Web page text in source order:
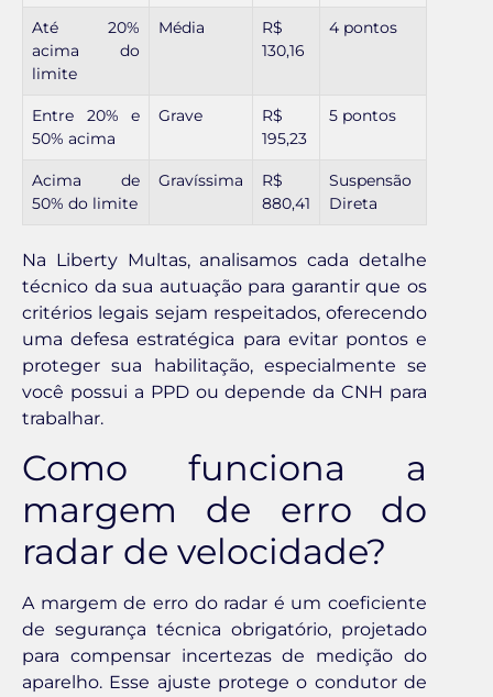
Até 20%
acima do
limite
Média
R$
130,16
4 pontos
Entre 20% e
50% acima
Grave
R$
195,23
5 pontos
Acima de
50% do limite
Gravíssima
R$
880,41
Suspensão
Direta
Na Liberty Multas, analisamos cada detalhe
técnico da sua autuação para garantir que os
critérios legais sejam respeitados, oferecendo
uma defesa estratégica para evitar pontos e
proteger sua habilitação, especialmente se
você possui a PPD ou depende da CNH para
trabalhar.
Como funciona a
margem de erro do
radar de velocidade?
A margem de erro do radar é um coeficiente
de segurança técnica obrigatório, projetado
para compensar incertezas de medição do
aparelho. Esse ajuste protege o condutor de